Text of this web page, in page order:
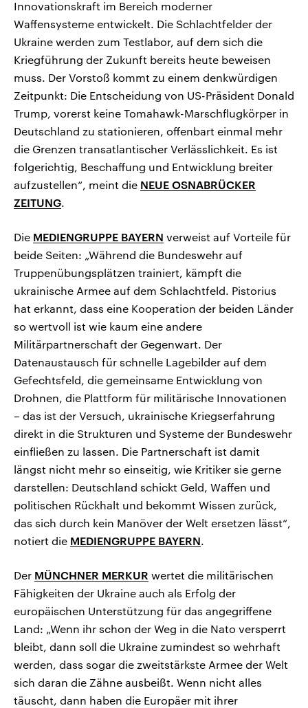
Innovationskraft im Bereich moderner
Waffensysteme entwickelt. Die Schlachtfelder der
Ukraine werden zum Testlabor, auf dem sich die
Kriegführung der Zukunft bereits heute beweisen
muss. Der Vorstoß kommt zu einem denkwürdigen
Zeitpunkt: Die Entscheidung von US-Präsident Donald
Trump, vorerst keine Tomahawk-Marschflugkörper in
Deutschland zu stationieren, offenbart einmal mehr
die Grenzen transatlantischer Verlässlichkeit. Es ist
folgerichtig, Beschaffung und Entwicklung breiter
aufzustellen“, meint die NEUE OSNABRÜCKER
ZEITUNG.
Die MEDIENGRUPPE BAYERN verweist auf Vorteile für
beide Seiten: „Während die Bundeswehr auf
Truppenübungsplätzen trainiert, kämpft die
ukrainische Armee auf dem Schlachtfeld. Pistorius
hat erkannt, dass eine Kooperation der beiden Länder
so wertvoll ist wie kaum eine andere
Militärpartnerschaft der Gegenwart. Der
Datenaustausch für schnelle Lagebilder auf dem
Gefechtsfeld, die gemeinsame Entwicklung von
Drohnen, die Plattform für militärische Innovationen
– das ist der Versuch, ukrainische Kriegserfahrung
direkt in die Strukturen und Systeme der Bundeswehr
einfließen zu lassen. Die Partnerschaft ist damit
längst nicht mehr so einseitig, wie Kritiker sie gerne
darstellen: Deutschland schickt Geld, Waffen und
politischen Rückhalt und bekommt Wissen zurück,
das sich durch kein Manöver der Welt ersetzen lässt“,
notiert die MEDIENGRUPPE BAYERN.
Der MÜNCHNER MERKUR wertet die militärischen
Fähigkeiten der Ukraine auch als Erfolg der
europäischen Unterstützung für das angegriffene
Land: „Wenn ihr schon der Weg in die Nato versperrt
bleibt, dann soll die Ukraine zumindest so wehrhaft
werden, dass sogar die zweitstärkste Armee der Welt
sich daran die Zähne ausbeißt. Wenn nicht alles
täuscht, dann haben die Europäer mit ihrer